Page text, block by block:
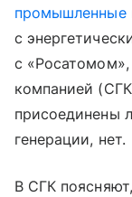
промышленные
с
с
компанией
присоединены
генерации, нет.
В СГК